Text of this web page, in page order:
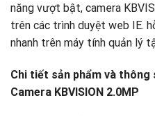
năng vượt bật, camera
trên các trình duyệt web IE.
nhanh trên máy tính quản lý
Chi tiết sản phẩm và thông
Camera KBVISION 2.0MP